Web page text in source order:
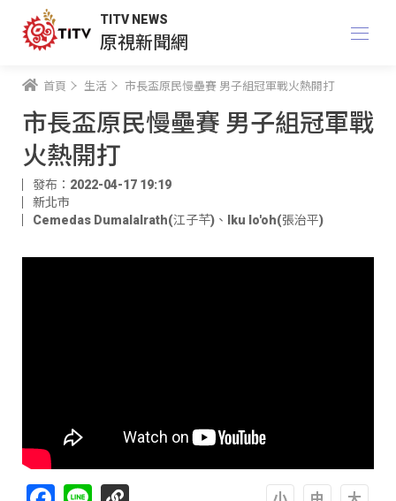
TITV NEWS
原視新聞網
首頁 生活 市長盃原民慢壘賽 男子組冠軍戰火熱開打
市長盃原民慢壘賽 男子組冠軍戰
火熱開打
發布：2022-04-17 19:19
新北市
Cemedas Dumalalrath(江子芊) 、 Iku lo'oh(張治平)
Facebook
Line